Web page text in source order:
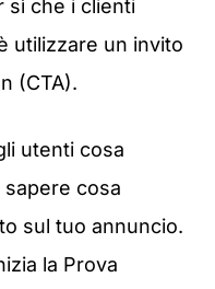
sì che i clienti
utilizzare un invito
(CTA).
utenti cosa
cosa
sul tuo annuncio.
la Prova